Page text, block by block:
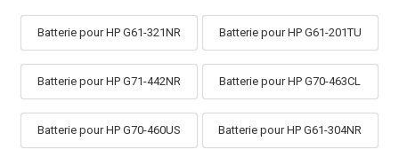
Batterie pour HP G61-321NR Batterie pour HP G61-201TU
Batterie pour HP G71-442NR Batterie pour HP G70-463CL
Batterie pour HP G70-460US Batterie pour HP G61-304NR